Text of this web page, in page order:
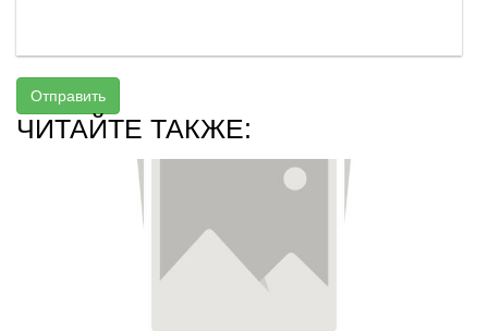
Отправить
ЧИТАЙТЕ ТАКЖЕ: